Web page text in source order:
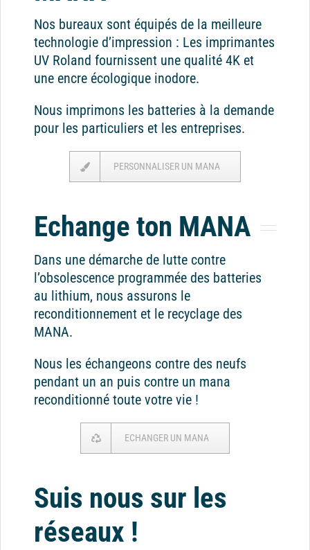
Nos bureaux sont équipés de la meilleure
technologie d’impression : Les imprimantes
UV Roland fournissent une qualité 4K et
une encre écologique inodore.
Nous imprimons les batteries à la demande
pour les particuliers et les entreprises.
PERSONNALISER UN MANA
Echange ton MANA
Dans une démarche de lutte contre
l’obsolescence programmée des batteries
au lithium, nous assurons le
reconditionnement et le recyclage des
MANA.
Nous les échangeons contre des neufs
pendant un an puis contre un mana
reconditionné toute votre vie !
ECHANGER UN MANA
Suis nous sur les
réseaux !